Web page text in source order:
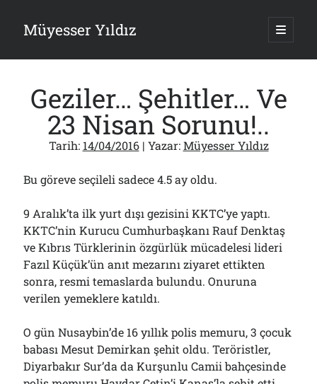
Müyesser Yıldız ana
Yan
Menü
Asırlık Devlete Bir Haftada Yeni Gömlek Biçilecek Öyle mi?!..
Gazi’den Milletvekillerine Kurşun Gibi Sözler!..
Türkiye 2.0’a Gidiş!..
05/08/2026
15 Temmuz Soruları… Nasuh Mahruki’nin “Suçu”!..
03/08/2026
Er Gaziler 20 Gün Sonra Gelen MSB Heyetine Böyle İsyan Etti:“Bizi
Arşivler
Geziler… Şehitler… Ve
23 Nisan Sorunu!..
Tarih: 14/04/2016| Yazar:Müyesser Yıldız
Bu göreve seçileli sadece 4.5 ay oldu.
9 Aralık’ta ilk yurt dışı gezisini KKTC’ye yaptı.
KKTC’nin Kurucu Cumhurbaşkanı Rauf Denktaş
ve Kıbrıs Türklerinin özgürlük mücadelesi lideri
Fazıl Küçük’ün anıt mezarını ziyaret ettikten
sonra, resmi temaslarda bulundu. Onuruna
verilen yemeklere katıldı.
O gün Nusaybin’de 16 yıllık polis memuru, 3 çocuk
babası Mesut Demirkan şehit oldu. Teröristler,
Diyarbakır Sur’da da Kurşunlu Camii bahçesinde